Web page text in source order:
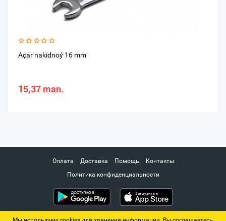
Açar nakidnoý 16 mm
15,37 man.
Оплата Доставка Помощь
Контакты
Политика конфиденциальности